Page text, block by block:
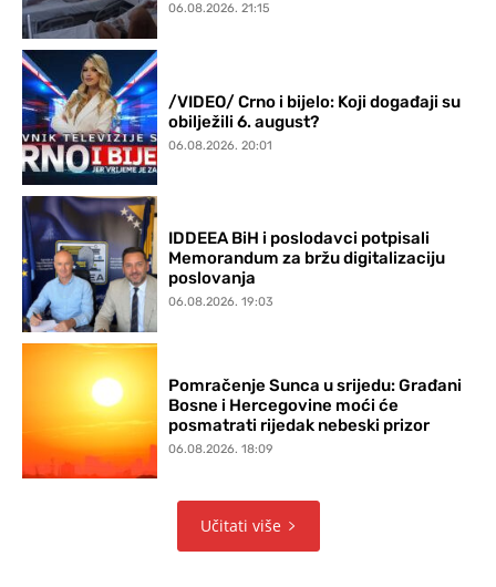
06.08.2026. 21:15
/VIDEO/ Crno i bijelo: Koji događaji su
obilježili 6. august?
06.08.2026. 20:01
IDDEEA BiH i poslodavci potpisali
Memorandum za bržu digitalizaciju
poslovanja
06.08.2026. 19:03
Pomračenje Sunca u srijedu: Građani
Bosne i Hercegovine moći će
posmatrati rijedak nebeski prizor
06.08.2026. 18:09
Učitati više